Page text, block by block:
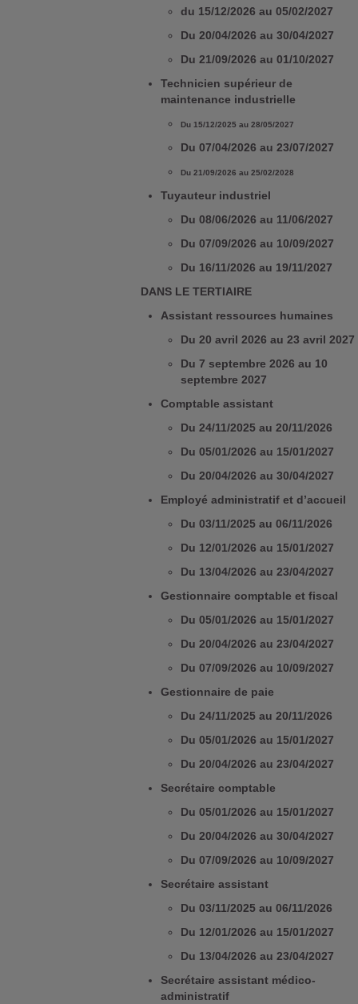
du 15/12/2026 au 05/02/2027
Du 20/04/2026 au 30/04/2027
Du 21/09/2026 au 01/10/2027
Technicien supérieur de
maintenance industrielle
Du 15/12/2025 au 28/05/2027
Du 07/04/2026 au 23/07/2027
Du 21/09/2026 au 25/02/2028
Tuyauteur industriel
Du 08/06/2026 au 11/06/2027
Du 07/09/2026 au 10/09/2027
Du 16/11/2026 au 19/11/2027
DANS LE TERTIAIRE
Assistant ressources humaines
Du 20 avril 2026 au 23 avril 2027
Du 7 septembre 2026 au 10
septembre 2027
Comptable assistant
Du 24/11/2025 au 20/11/2026
Du 05/01/2026 au 15/01/2027
Du 20/04/2026 au 30/04/2027
Employé administratif et d’accueil
Du 03/11/2025 au 06/11/2026
Du 12/01/2026 au 15/01/2027
Du 13/04/2026 au 23/04/2027
Gestionnaire comptable et fiscal
Du 05/01/2026 au 15/01/2027
Du 20/04/2026 au 23/04/2027
Du 07/09/2026 au 10/09/2027
Gestionnaire de paie
Du 24/11/2025 au 20/11/2026
Du 05/01/2026 au 15/01/2027
Du 20/04/2026 au 23/04/2027
Secrétaire comptable
Du 05/01/2026 au 15/01/2027
Du 20/04/2026 au 30/04/2027
Du 07/09/2026 au 10/09/2027
Secrétaire assistant
Du 03/11/2025 au 06/11/2026
Du 12/01/2026 au 15/01/2027
Du 13/04/2026 au 23/04/2027
Secrétaire assistant médico-
administratif